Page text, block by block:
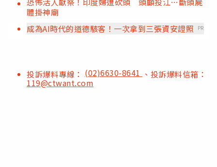
體掛神廟
成為AI時代的道德駭客！一次拿到三張資安證照
PR
投訴爆料專線： (02)6630-8641 、投訴爆料信箱：
119@ctwant.com